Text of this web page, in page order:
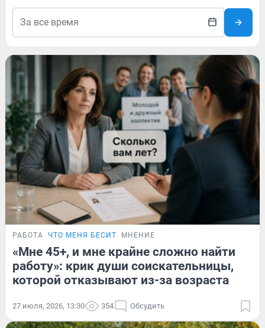
РАБОТА ЧТО МЕНЯ БЕСИТ МНЕНИЕ
«Мне 45+, и мне крайне сложно найти
работу»: крик души соискательницы,
которой отказывают из-за возраста
27 июля, 2026, 13:30 354 Обсудить